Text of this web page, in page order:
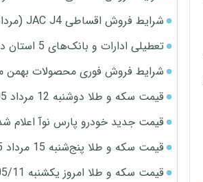
شرایط فروش اقساطی JAC J4 (مرداد 1405)
تعطیلی ادارات و بانک‌های 5 استان در روز چهارشنبه
شرایط فروش فوری محصولات بهمن موتور
قیمت سکه و طلا دوشنبه 12 مرداد 1405
قیمت جدید خودرو پارس نوآ اعلام شد
قیمت سکه و طلا پنج‌شنبه 15 مرداد 1405
قیمت سکه و طلا امروز یکشنبه 1405/05/11